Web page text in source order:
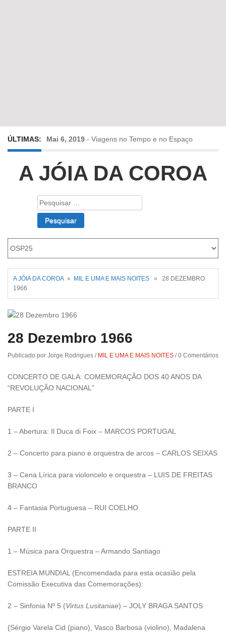
ÚLTIMAS: Mai 6, 2019 - Viagens no Tempo e no Espaço
Abr 24, 2019 -Diz-me a verdade a mentir
Fev 22, 2019
Roriz
A JÓIA DA COROA
Pesquisar
por:
A JÓIA DA COROA » MIL E UMA E MAIS NOITES » 28 DEZEMBRO
1966
28 Dezembro 1966
Publicado por Jorge Rodrigues / MIL E UMA E MAIS NOITES /0 Comentários
CONCERTO DE GALA: COMEMORAÇÃO DOS 40 ANOS DA
“REVOLUÇÃO NACIONAL”
PARTE I
1 – Abertura: Il Duca di Foix – MARCOS PORTUGAL
2 – Concerto para piano e orquestra de arcos – CARLOS SEIXAS
3 – Cena Lírica para violoncelo e orquestra – LUIS DE FREITAS
BRANCO
4 – Fantasia Portuguesa – RUI COELHO
PARTE II
1 – Música para Orquestra – Armando Santiago
ESTREIA MUNDIAL (Encomendada para esta ocasião pela
Comissão Executiva das Comemorações):
2 – Sinfonia Nº 5 (Virtus Lusitaniae) – JOLY BRAGA SANTOS
{Sérgio Varela Cid (piano), Vasco Barbosa (violino), Madalena